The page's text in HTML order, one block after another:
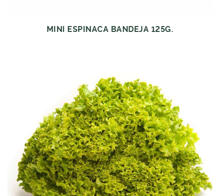
MINI ESPINACA BANDEJA 125G.